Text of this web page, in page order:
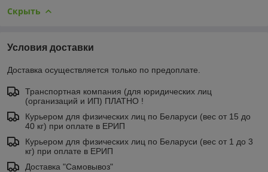
Скрыть
Условия доставки
Доставка осуществляется только по предоплате.
Транспортная компания (для юридических лиц
(организаций и ИП) ПЛАТНО !
Курьером для физических лиц по Беларуси (вес от 15 до
40 кг) при оплате в ЕРИП
Курьером для физических лиц по Беларуси (вес от 1 до 3
кг) при оплате в ЕРИП
Доставка "Самовывоз"